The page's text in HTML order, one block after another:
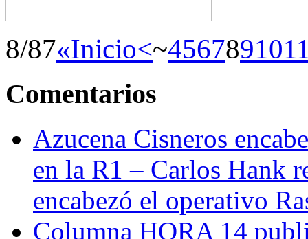
8/87«Inicio<~45678910
Comentarios
Azucena Cisneros
en la R1 – Carlos Hank
encabezó el operativo
Columna HORA 14